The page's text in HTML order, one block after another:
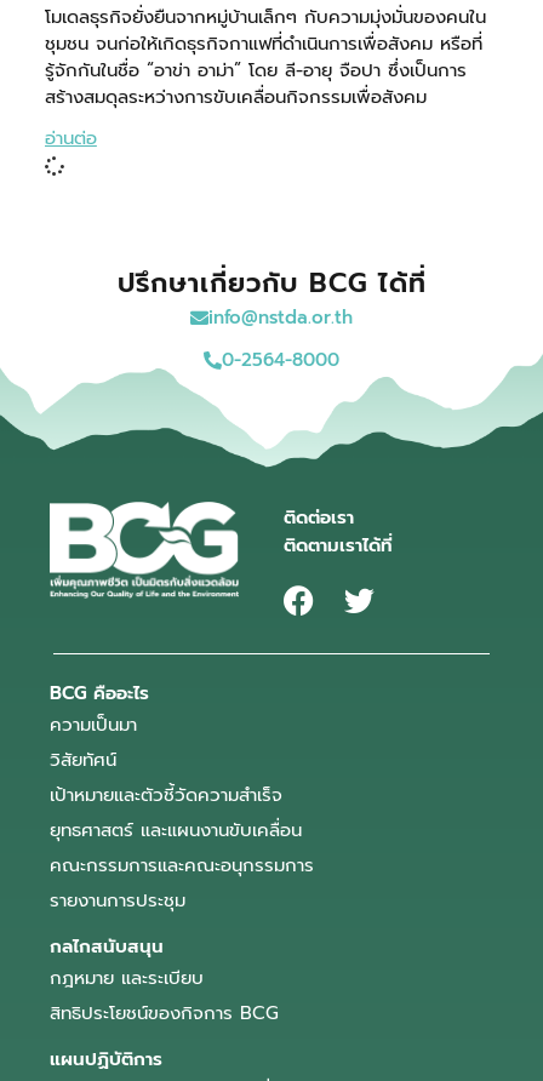
โมเดลธุรกิจยั่งยืนจากหมู่บ้านเล็กๆ กับความมุ่งมั่นของคนใน
ชุมชน จนก่อให้เกิดธุรกิจกาแฟที่ดำเนินการเพื่อสังคม หรือที่
รู้จักกันในชื่อ “อาข่า อาม่า” โดย ลี-อายุ จือปา ซึ่งเป็นการ
สร้างสมดุลระหว่างการขับเคลื่อนกิจกรรมเพื่อสังคม
อ่านต่อ
ปรึกษาเกี่ยวกับ BCG ได้ที่
info@nstda.or.th
0-2564-8000
ติดต่อเรา
ติดตามเราได้ที่
BCG คืออะไร
ความเป็นมา
วิสัยทัศน์
เป้าหมายและตัวชี้วัดความสำเร็จ
ยุทธศาสตร์ และแผนงานขับเคลื่อน
คณะกรรมการและคณะอนุกรรมการ
รายงานการประชุม
กลไกสนับสนุน
กฎหมาย และระเบียบ
สิทธิประโยชน์ของกิจการ BCG
แผนปฏิบัติการ